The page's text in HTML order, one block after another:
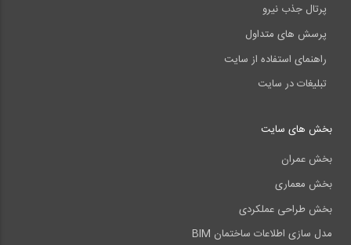
پرتال جذب نیرو
پرسش های متداول
راهنمای استفاده از سایت
تبلیغات در سایت
بخش های سایت
بخش عمران
بخش معماری
بخش طراحی عملکردی
مدل سازی اطلاعات ساختمان BIM